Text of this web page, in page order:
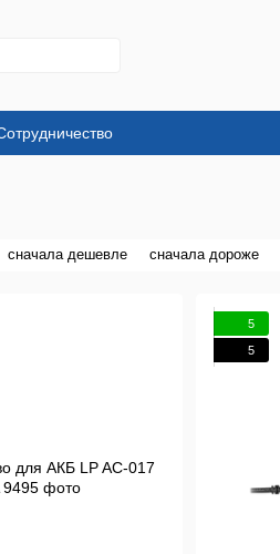
сначала дешевле сначала дороже
5
5